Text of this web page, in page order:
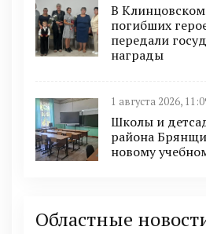
В
погибших
передали
награды
1 августа 2026,
Школы и
района
новому
Областные